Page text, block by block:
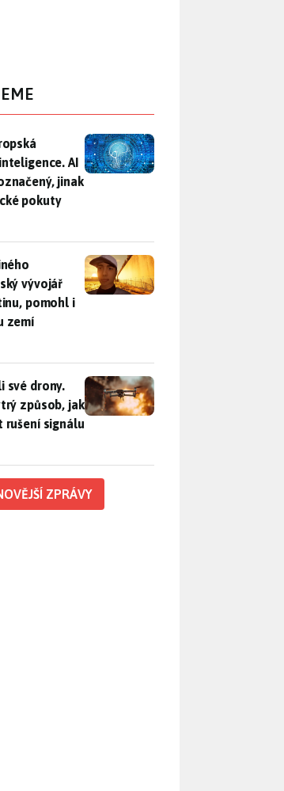
regulace umělé inteligence. AI obsah
AI
jinak
pokuty
uživatele. Japonský vývojář přidá do hry
vývojář
pomohl i
zemí
své drony. Expert našel chytrý způsob, jak se
své drony.
způsob, jak
rušení signálu
ZPRÁVY